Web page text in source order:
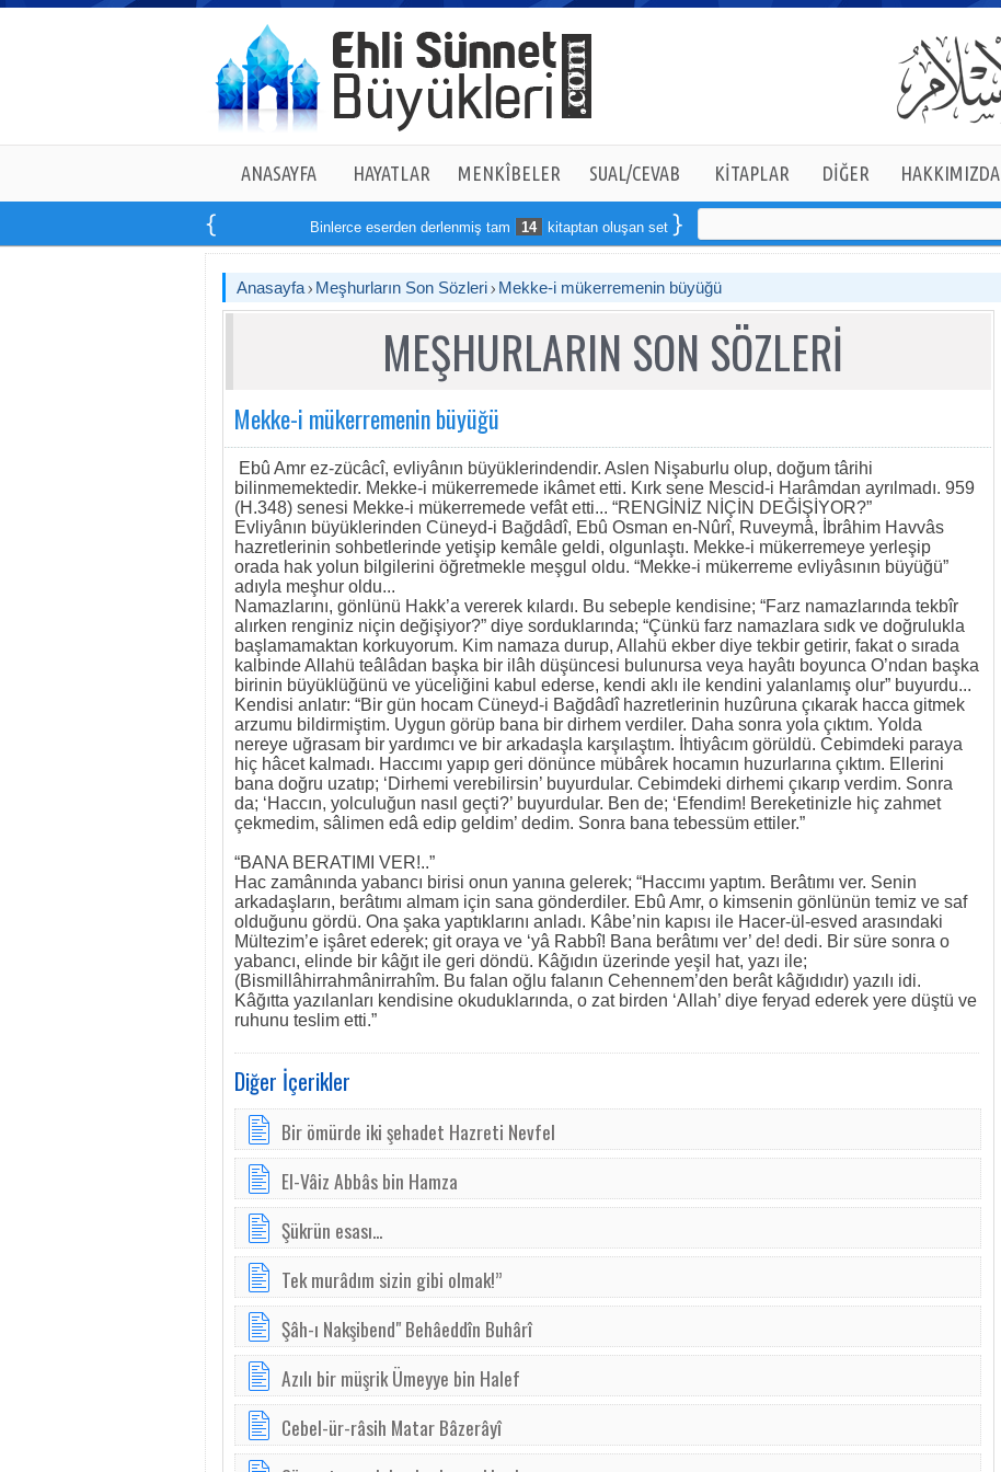
ANASAYFA HAYATLAR MENKÎBELER SUAL/CEVAB KİTAPLAR DİĞER HAKKIMIZDA
Binlerce eserden derlenmiş tam 14 kitaptan oluşan seti online sipariş verebilirsiniz
Anasayfa Meşhurların Son Sözleri Mekke-i mükerremenin büyüğü
MEŞHURLARIN SON SÖZLERİ
Mekke-i mükerremenin büyüğü
Ebû Amr ez-zücâcî, evliyânın büyüklerindendir. Aslen Nişaburlu olup, doğum târihi
bilinmemektedir. Mekke-i mükerremede ikâmet etti. Kırk sene Mescid-i Harâmdan ayrılmadı. 959
(H.348) senesi Mekke-i mükerremede vefât etti... “RENGİNİZ NİÇİN DEĞİŞİYOR?”
Evliyânın büyüklerinden Cüneyd-i Bağdâdî, Ebû Osman en-Nûrî, Ruveymâ, İbrâhim Havvâs
hazretlerinin sohbetlerinde yetişip kemâle geldi, olgunlaştı. Mekke-i mükerremeye yerleşip
orada hak yolun bilgilerini öğretmekle meşgul oldu. “Mekke-i mükerreme evliyâsının büyüğü”
adıyla meşhur oldu...
Namazlarını, gönlünü Hakk’a vererek kılardı. Bu sebeple kendisine; “Farz namazlarında tekbîr
alırken renginiz niçin değişiyor?” diye sorduklarında; “Çünkü farz namazlara sıdk ve doğrulukla
başlamamaktan korkuyorum. Kim namaza durup, Allahü ekber diye tekbir getirir, fakat o sırada
kalbinde Allahü teâlâdan başka bir ilâh düşüncesi bulunursa veya hayâtı boyunca O’ndan başka
birinin büyüklüğünü ve yüceliğini kabul ederse, kendi aklı ile kendini yalanlamış olur” buyurdu...
Kendisi anlatır: “Bir gün hocam Cüneyd-i Bağdâdî hazretlerinin huzûruna çıkarak hacca gitmek
arzumu bildirmiştim. Uygun görüp bana bir dirhem verdiler. Daha sonra yola çıktım. Yolda
nereye uğrasam bir yardımcı ve bir arkadaşla karşılaştım. İhtiyâcım görüldü. Cebimdeki paraya
hiç hâcet kalmadı. Haccımı yapıp geri dönünce mübârek hocamın huzurlarına çıktım. Ellerini
bana doğru uzatıp; ‘Dirhemi verebilirsin’ buyurdular. Cebimdeki dirhemi çıkarıp verdim. Sonra
da; ‘Haccın, yolculuğun nasıl geçti?’ buyurdular. Ben de; ‘Efendim! Bereketinizle hiç zahmet
çekmedim, sâlimen edâ edip geldim’ dedim. Sonra bana tebessüm ettiler.”
“BANA BERATIMI VER!..”
Hac zamânında yabancı birisi onun yanına gelerek; “Haccımı yaptım. Berâtımı ver. Senin
arkadaşların, berâtımı almam için sana gönderdiler. Ebû Amr, o kimsenin gönlünün temiz ve saf
olduğunu gördü. Ona şaka yaptıklarını anladı. Kâbe’nin kapısı ile Hacer-ül-esved arasındaki
Mültezim’e işâret ederek; git oraya ve ‘yâ Rabbî! Bana berâtımı ver’ de! dedi. Bir süre sonra o
yabancı, elinde bir kâğıt ile geri döndü. Kâğıdın üzerinde yeşil hat, yazı ile;
(Bismillâhirrahmânirrahîm. Bu falan oğlu falanın Cehennem’den berât kâğıdıdır) yazılı idi.
Kâğıtta yazılanları kendisine okuduklarında, o zat birden ‘Allah’ diye feryad ederek yere düştü ve
ruhunu teslim etti.”
Diğer İçerikler
Bir ömürde iki şehadet Hazreti Nevfel
El-Vâiz Abbâs bin Hamza
Şükrün esası...
Tek murâdım sizin gibi olmak!”
Şâh-ı Nakşibend" Behâeddîn Buhârî
Azılı bir müşrik Ümeyye bin Halef
Cebel-ür-râsih Matar Bâzerâyî